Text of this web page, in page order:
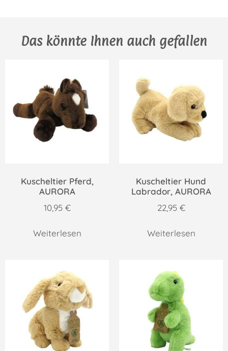
Das könnte Ihnen auch gefallen
Kuscheltier Pferd,
AURORA
10,95 €
Weiterlesen
Kuscheltier Hund
Labrador, AURORA
22,95 €
Weiterlesen